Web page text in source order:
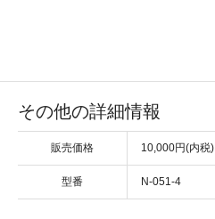
その他の詳細情報
販売価格 10,000円(内税)
型番 N-051-4